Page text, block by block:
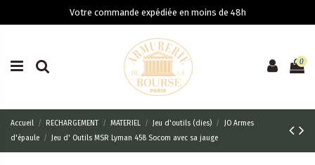
Votre commande expédiée en moins de 48h
0
Accueil RECHARGEMENT MATERIEL Jeu d'outils (dies)
JO Armes
d'épaule
Jeu d' Outils MSR Lyman 458 Socom avec sa jauge